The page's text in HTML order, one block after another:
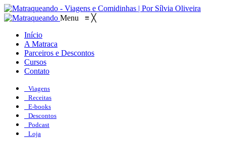
Menu ≡ ╳
Início
A Matraca
Parceiros e Descontos
Cursos
Contato
Viagens
Receitas
E-books
Descontos
Podcast
Loja